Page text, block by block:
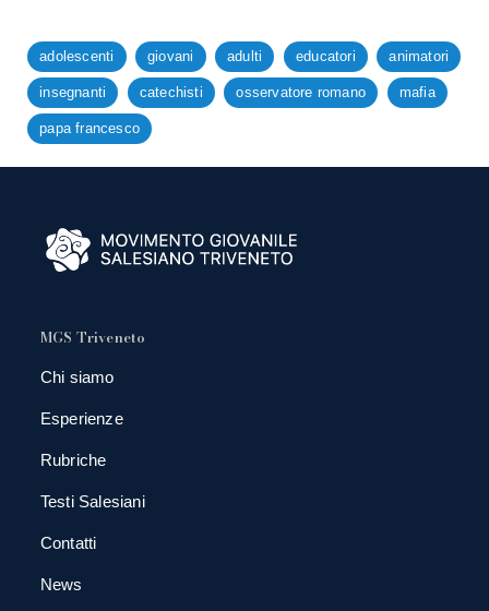
adolescenti giovani adulti educatori animatori
insegnanti catechisti osservatore romano mafia
papa francesco
MGS Triveneto
Chi siamo
Esperienze
Rubriche
Testi Salesiani
Contatti
News